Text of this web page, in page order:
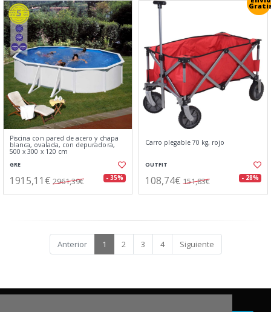
Piscina con pared de acero y chapa
blanca, ovalada, con depuradora,
500 x 300 x 120 cm
GRE
1915,11€ 2961,39€ - 35%
Carro plegable 70 kg, rojo
OUTFIT
108,74€ 151,83€ - 28%
Anterior 1 2 3 4 Siguiente